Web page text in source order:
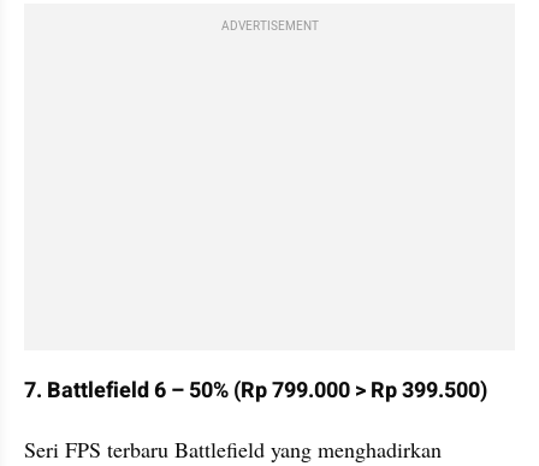
ADVERTISEMENT
7. Battlefield 6 – 50% (Rp 799.000 > Rp 399.500)
Seri FPS terbaru Battlefield yang menghadirkan